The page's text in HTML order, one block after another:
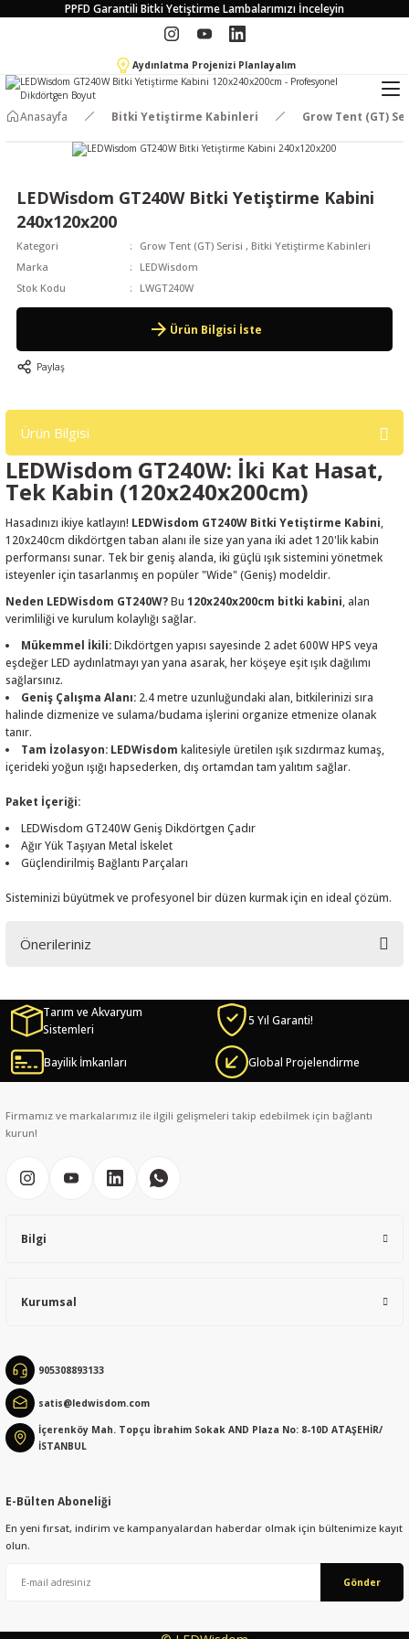
PPFD Garantili Bitki Yetiştirme Lambalarımızı İnceleyin
Aydınlatma Projenizi Planlayalım
Anasayfa Bitki Yetiştirme Kabinleri Grow Tent (GT)
LEDWisdom GT240W Bitki Yetiştirme Kabini
240x120x200
Kategori Grow Tent (GT) Serisi , Bitki Yetiştirme Kabinleri
Marka
LEDWisdom
Stok Kodu
LWGT240W
Ürün Bilgisi İste
Paylaş
Ürün Bilgisi
LEDWisdom GT240W: İki Kat Hasat,
Tek Kabin (120x240x200cm)
Hasadınızı ikiye katlayın! LEDWisdom GT240W Bitki Yetiştirme Kabini
120x240cm dikdörtgen taban alanı ile size yan yana iki adet 120'lik kabin
performansı sunar. Tek bir geniş alanda, iki güçlü ışık sistemini yönetmek
isteyenler için tasarlanmış en popüler "Wide" (Geniş) modeldir.
Neden LEDWisdom GT240W?Bu 120x240x200cm bitki kabini , alan
verimliliği ve kurulum kolaylığı sağlar.
Mükemmel İkili:Dikdörtgen yapısı sayesinde 2 adet 600W HPS veya
eşdeğer LED aydınlatmayı yan yana asarak, her köşeye eşit ışık dağılımı
sağlarsınız.
Geniş Çalışma Alanı:2.4 metre uzunluğundaki alan, bitkilerinizi sıra
halinde dizmenize ve sulama/budama işlerini organize etmenize olanak
tanır.
Tam İzolasyon: LEDWisdom kalitesiyle üretilen ışık sızdırmaz kumaş,
içerideki yoğun ışığı hapsederken, dış ortamdan tam yalıtım sağlar.
Paket İçeriği:
LEDWisdom GT240W Geniş Dikdörtgen Çadır
Ağır Yük Taşıyan Metal İskelet
Güçlendirilmiş Bağlantı Parçaları
Sisteminizi büyütmek ve profesyonel bir düzen kurmak için en ideal çözüm.
Önerileriniz
yetersiz gördüğünüz noktaları öneri formunu kullanarak tarafımıza
iletebilirsiniz.
Görüş ve önerileriniz için teşekkür ederiz.
Ürün resmi kalitesiz, bozuk veya görüntülenemiyor.
Ürün bilgilerinde hatalar bulunuyor.
Bu ürüne benzer farklı alternatifler olmalı.
Tarım ve Akvaryum
Sistemleri
5 Yıl Garanti!
Bayilik İmkanları Global Projelendirme
Firmamız ve markalarımız ile ilgili gelişmeleri takip edebilmek için bağlantı
kurun!
Bilgi
Kurumsal
905308893133
satis@ledwisdom.com
İçerenköy Mah. Topçu İbrahim Sokak AND Plaza No: 8-10D ATAŞEHİR/
İSTANBUL
E-Bülten Aboneliği
En yeni fırsat, indirim ve kampanyalardan haberdar olmak için bültenimize kayıt
olun.
Gönder